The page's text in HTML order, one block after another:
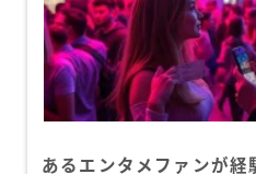
あるエンタメファンが経